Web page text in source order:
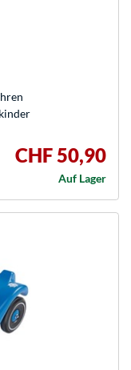
CHF 50,90
Auf Lager